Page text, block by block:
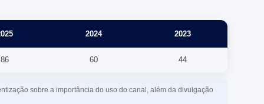
2024 2023
86 60 44
sobre a importância do uso do canal, além da divulgação